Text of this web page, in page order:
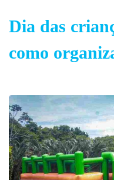
Dia das
como